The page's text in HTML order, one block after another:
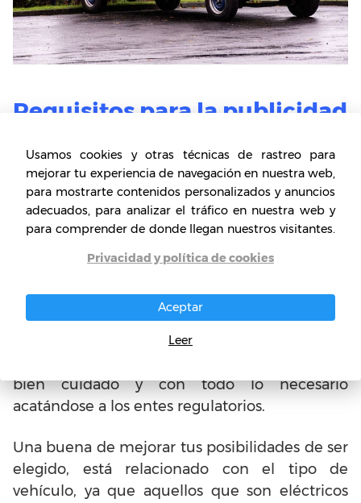
Requisitos para la publicidad
Condiciones del vehículo:las agencias de
publicidad o los negocios que te contraten
para la publicidad, se fijan muy bien en el tipo
de vehículo y las condiciones que tiene para
poner allí su información, de manera que
claves en el momento de elección. Una de las
características fundamentales es la apariencia
y el cuidado del auto, aún si se trata de un
bien cuidado y con todo lo necesario
acatándose a los entes regulatorios.
Una buena de mejorar tus posibilidades de ser
elegido, está relacionado con el tipo de
vehículo, ya que aquellos que son eléctricos
Usamos cookies y otras técnicas de rastreo para
mejorar tu experiencia de navegación en nuestra web,
para mostrarte contenidos personalizados y anuncios
adecuados, para analizar el tráfico en nuestra web y
para comprender de donde llegan nuestros visitantes.
Privacidad y política de cookies
Aceptar
Leer